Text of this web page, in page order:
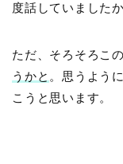
度話していましたか
ただ、そろそろこの
うかと 。思うよう
こうと思います。